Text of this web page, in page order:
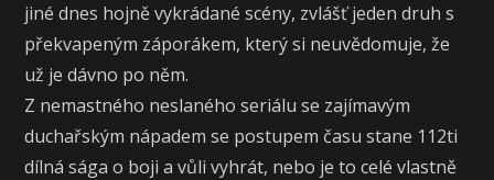
jiné dnes hojně vykrádané scény, zvlášť jeden druh s
překvapeným záporákem, který si neuvědomuje, že
už je dávno po něm.
Z nemastného neslaného seriálu se zajímavým
duchařským nápadem se postupem času stane 112ti
dílná sága o boji a vůli vyhrát, nebo je to celé vlastně